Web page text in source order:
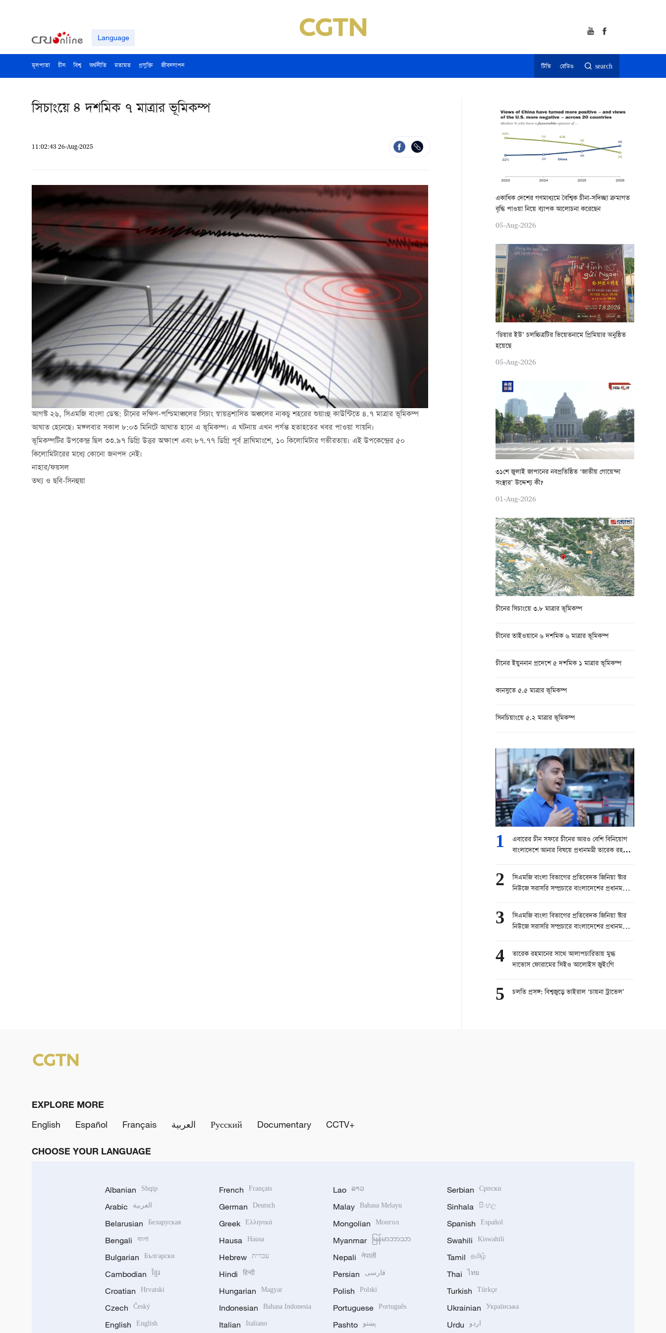
Language
মূলপাতা চীন বিশ্ব অর্থনীতি মতামত প্রযুক্তি জীবনযাপন টিভি রেডিও search
সিচাংয়ে ৪ দশমিক ৭ মাত্রার ভূমিকম্প
11:02:43 26-Aug-2025
আগস্ট ২৬, সিএমজি বাংলা ডেস্ক: চীনের দক্ষিণ-পশ্চিমাঞ্চলের সিচাং স্বায়ত্তশাসিত অঞ্চলের নাকচু শহরের শুয়াংহু কাউন্টিতে ৪.৭ মাত্রার ভূমিকম্প
আঘাত হেনেছে। মঙ্গলবার সকাল ৮:০৩ মিনিটে আঘাত হানে এ ভূমিকম্প। এ ঘটনায় এখন পর্যন্ত হতাহতের খবর পাওয়া যায়নি।
ভূমিকম্পটির উপকেন্দ্র ছিল ৩৩.৯৭ ডিগ্রি উত্তর অক্ষাংশ এবং ৮৭.৭৭ ডিগ্রি পূর্ব দ্রাঘিমাংশে, ১০ কিলোমিটার গভীরতায়। এই উপকেন্দ্রের ৫০
কিলোমিটারের মধ্যে কোনো জনপদ নেই।
নাহার/ফয়সল
তথ্য ও ছবি-সিনহুয়া
একাধিক দেশের গণমাধ্যমে বৈশ্বিক চীনা-সদিচ্ছা ক্রমাগত
বৃদ্ধি পাওয়া নিয়ে ব্যাপক আলোচনা করেছেন
05-Aug-2026
‘ডিয়ার ইউ’ চলচ্চিত্রটির ভিয়েতনামে প্রিমিয়ার অনুষ্ঠিত
হয়েছে
05-Aug-2026
৩১শে জুলাই জাপানের নবপ্রতিষ্ঠিত ‘জাতীয় গোয়েন্দা
সংস্থার’ উদ্দেশ্য কী?
01-Aug-2026
চীনের সিচাংয়ে ৩.৮ মাত্রার ভূমিকম্প
চীনের তাইওয়ানে ৬ দশমিক ৬ মাত্রার ভূমিকম্প
চীনের ইয়ুননান প্রদেশে ৫ দশমিক ১ মাত্রার ভূমিকম্প
কানসুতে ৫.৫ মাত্রার ভূমিকম্প
সিনচিয়াংয়ে ৫.২ মাত্রার ভূমিকম্প
1
এবারের চীন সফরে চীনের আরও বেশি বিনিয়োগ
বাংলাদেশে আনার বিষয়ে প্রধানমন্ত্রী তারেক রহমান
সিনিয়র রিপোর্টার, চ্যানেল ২৪
2
সিএমজি বাংলা বিভাগের প্রতিবেদক জিনিয়া স্টার
নিউজে সরাসরি সম্প্রচারে বাংলাদেশের প্রধানমন্ত্রী
part 1
3
সিএমজি বাংলা বিভাগের প্রতিবেদক জিনিয়া স্টার
নিউজে সরাসরি সম্প্রচারে বাংলাদেশের প্রধানমন্ত্রী
part 2
4
তারেক রহমানের সাথে আলাপচারিতায় মুগ্ধ
দাভোস ফোরামের সিইও আলোইস জুইংগি
5 চলতি প্রসঙ্গ: বিশ্বজুড়ে ভাইরাল ‘চায়না ট্রাভেল’
EXPLORE MORE
English
Español Français العربية Русский Documentary CCTV+
CHOOSE YOUR LANGUAGE
Albanian Shqip
Arabic العربية
Belarusian Беларуская
Bengali বাংলা
Bulgarian Български
Cambodian ខ្មែរ
Croatian Hrvatski
Czech Český
English English
French Français
German Deutsch
Greek Ελληνικά
Hausa Hausa
Hebrew עברית
Hindi हिन्दी
Hungarian Magyar
Indonesian Bahasa Indonesia
Italian Italiano
Lao ລາວ
Malay Bahasa Melayu
Mongolian Монгол
Myanmar မြန်မာဘာသာ
Nepali नेपाली
Persian فارسی
Polish Polski
Portuguese Português
Pashto پښتو
Serbian Српски
Sinhala සිංහල
Spanish Español
Swahili Kiswahili
Tamil தமிழ்
Thai ไทย
Turkish Türkçe
Ukrainian Українська
Urdu اردو